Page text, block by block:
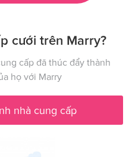
cưới trên Marry?
cấp đã thúc đẩy thành
họ với Marry
nhà cung cấp